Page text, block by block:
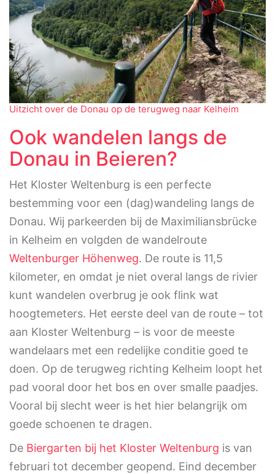
Uitzicht over de Donau op de terugweg naar Kelheim
Ook wandelen langs de
Donau in Beieren?
Het Kloster Weltenburg is een perfecte
bestemming voor een (dag)wandeling langs de
Donau. Wij parkeerden bij de Maximiliansbrücke
in Kelheim en volgden de wandelroute
Weltenburger Höhenweg. De route is 11,5
kilometer, en omdat je niet overal langs de rivier
kunt wandelen overbrug je ook flink wat
hoogtemeters. Het eerste deel van de route – tot
aan Kloster Weltenburg – is voor de meeste
wandelaars met een redelijke conditie goed te
doen. Op de terugweg richting Kelheim loopt het
pad vooral door het bos en over smalle paadjes.
Vooral bij slecht weer is het hier belangrijk om
goede schoenen te dragen.
De Biergarten bij het Kloster Weltenburg is van
februari tot december geopend. Eind december